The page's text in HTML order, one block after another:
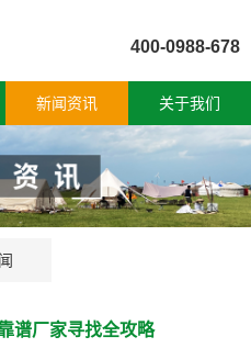
400-0988-678
新闻资讯 关于我们
谱厂家寻找全攻略